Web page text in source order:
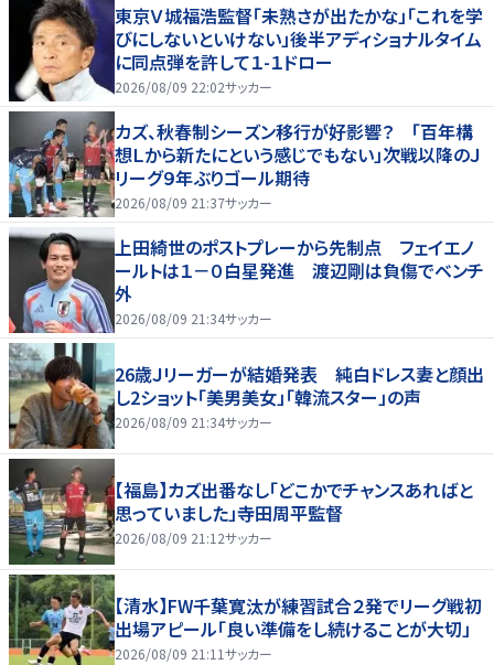
東京Ｖ城福浩監督「未熟さが出たかな」「これを学
びにしないといけない」後半アディショナルタイム
に同点弾を許して１-１ドロー
2026/08/09 22:02サッカー
カズ、秋春制シーズン移行が好影響？ 「百年構
想Ｌから新たにという感じでもない」次戦以降のＪ
リーグ９年ぶりゴール期待
2026/08/09 21:37サッカー
上田綺世のポストプレーから先制点 フェイエノ
ールトは１－０白星発進 渡辺剛は負傷でベンチ
外
2026/08/09 21:34サッカー
26歳Ｊリーガーが結婚発表 純白ドレス妻と顔出
し2ショット「美男美女」「韓流スター」の声
2026/08/09 21:34サッカー
【福島】カズ出番なし「どこかでチャンスあればと
思っていました」寺田周平監督
2026/08/09 21:12サッカー
【清水】FW千葉寛汰が練習試合２発でリーグ戦初
出場アピール「良い準備をし続けることが大切」
2026/08/09 21:11サッカー